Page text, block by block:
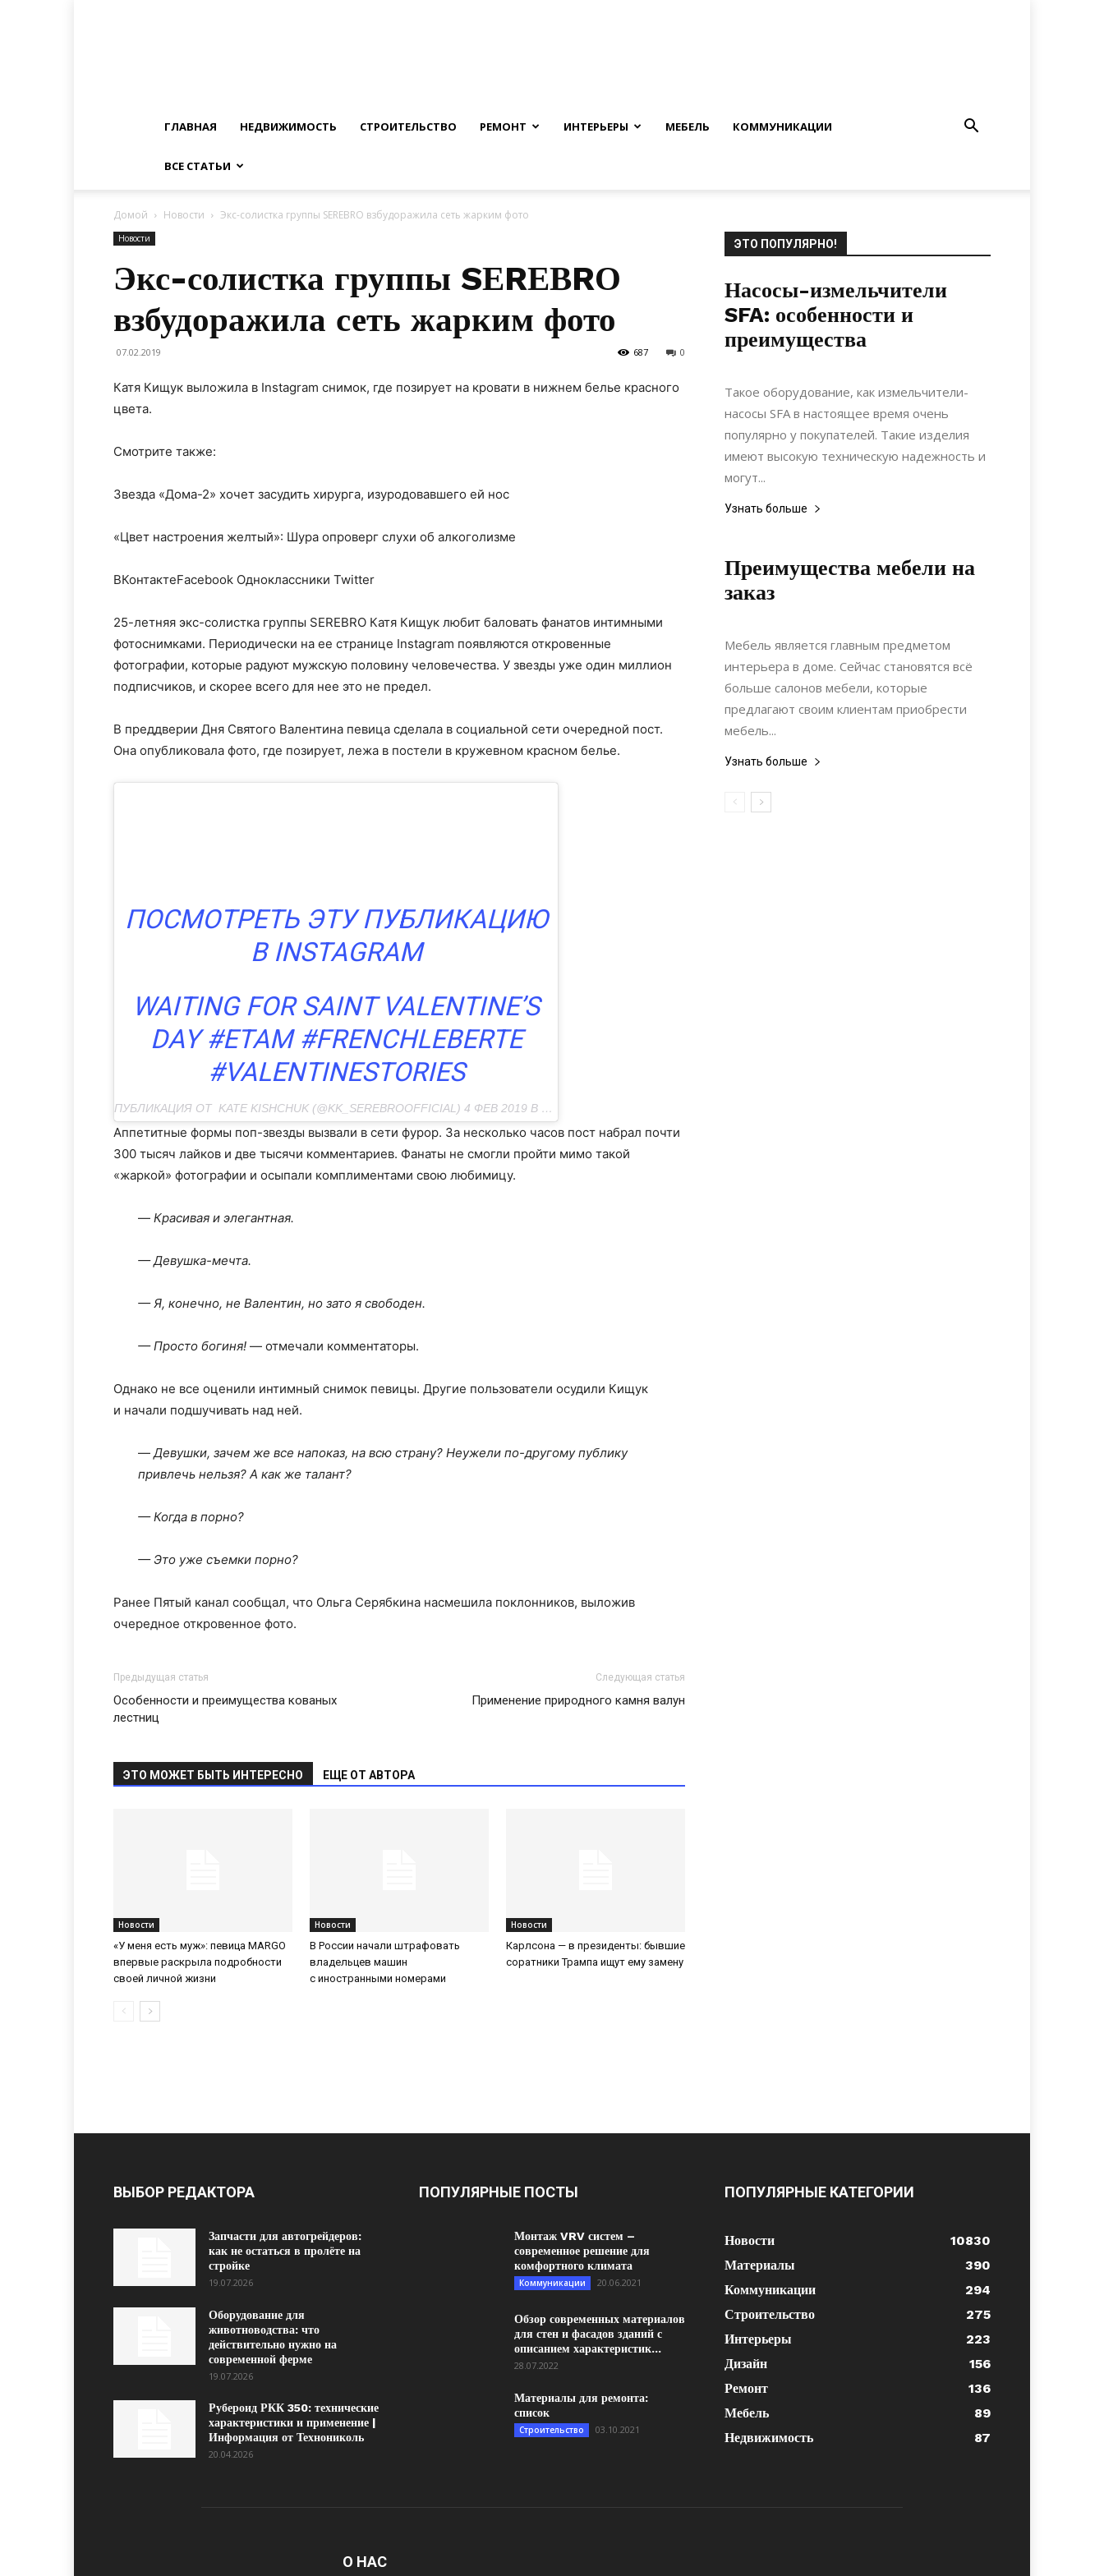
ГЛАВНАЯ НЕДВИЖИМОСТЬ СТРОИТЕЛЬСТВО РЕМОНТ ИНТЕРЬЕРЫ МЕБЕЛЬ КОММУНИКАЦИИ
ВСЕ СТАТЬИ
Домой Новости Экс-солистка группы SЕRЕВRО взбудоражила сеть жарким фото
Новости
Экс-солистка группы SЕRЕВRО
взбудоражила сеть жарким фото
07.02.2019 0
687
Катя Кищук выложила в Instagram снимок, где позирует на кровати в нижнем белье красного
цвета.
Смотрите также:
Звезда «Дома-2» хочет засудить хирурга, изуродовавшего ей нос
«Цвет настроения желтый»: Шура опроверг слухи об алкоголизме
ВКонтактеFacebook Одноклассники Twitter
25-летняя экс-солистка группы SЕRЕВRО Катя Кищук любит баловать фанатов интимными
фотоснимками. Периодически на ее странице Instagram появляются откровенные
фотографии, которые радуют мужскую половину человечества. У звезды уже один миллион
подписчиков, и скорее всего для нее это не предел.
В преддверии Дня Святого Валентина певица сделала в социальной сети очередной пост.
Она опубликовала фото, где позирует, лежа в постели в кружевном красном белье.
ПОСМОТРЕТЬ ЭТУ ПУБЛИКАЦИЮ
В INSTAGRAM
WAITING FOR SAINT VALENTINE’S
DAY #ETAM #FRENCHLEBERTE
#VALENTINESTORIES
ПУБЛИКАЦИЯ ОТ KATE KISHCHUK (@KK_SEREBROOFFICIAL) 4 ФЕВ 2019 В 8:15 PST
Аппетитные формы поп-звезды вызвали в сети фурор. За несколько часов пост набрал почти
300 тысяч лайков и две тысячи комментариев. Фанаты не смогли пройти мимо такой
«жаркой» фотографии и осыпали комплиментами свою любимицу.
— Красивая и элегантная.
— Девушка-мечта.
— Я, конечно, не Валентин, но зато я свободен.
— Просто богиня! — отмечали комментаторы.
Однако не все оценили интимный снимок певицы. Другие пользователи осудили Кищук
и начали подшучивать над ней.
—Девушки, зачем же все напоказ, на всю страну? Неужели по-другому публику
привлечь нельзя? А как же талант?
— Когда в порно?
— Это уже съемки порно?
Ранее Пятый канал сообщал, что Ольга Серябкина насмешила поклонников, выложив
очередное откровенное фото.
Предыдущая статья
Особенности и преимущества кованых
лестниц
Следующая статья
Применение природного камня валун
ЭТО МОЖЕТ БЫТЬ ИНТЕРЕСНО ЕЩЕ ОТ АВТОРА
Новости
«У меня есть муж»: певица MARGO
впервые раскрыла подробности
своей личной жизни
Новости
В России начали штрафовать
владельцев машин
с иностранными номерами
Новости
Карлсона — в президенты: бывшие
соратники Трампа ищут ему замену
ЭТО ПОПУЛЯРНО!
Насосы-измельчители
SFA: особенности и
преимущества
15.10.2021
Такое оборудование, как измельчители-
насосы SFA в настоящее время очень
популярно у покупателей. Такие изделия
имеют высокую техническую надежность и
могут...
Узнать больше
Преимущества мебели на
заказ
26.03.2022
Мебель является главным предметом
интерьера в доме. Сейчас становятся всё
больше салонов мебели, которые
предлагают своим клиентам приобрести
мебель...
Узнать больше
ВЫБОР РЕДАКТОРА
Запчасти для автогрейдеров:
как не остаться в пролёте на
стройке
19.07.2026
Оборудование для
животноводства: что
действительно нужно на
современной ферме
19.07.2026
Рубероид РКК 350: технические
характеристики и применение |
Информация от Технониколь
20.04.2026
ПОПУЛЯРНЫЕ ПОСТЫ
Монтаж VRV систем –
современное решение для
комфортного климата
Коммуникации 20.06.2021
Обзор современных материалов
для стен и фасадов зданий с
описанием характеристик...
28.07.2022
Материалы для ремонта:
список
Строительство 03.10.2021
ПОПУЛЯРНЫЕ КАТЕГОРИИ
Новости
10830
Материалы
390
Коммуникации
294
Строительство
275
Интерьеры
223
Дизайн
156
Ремонт
136
Мебель
89
Недвижимость
87
О НАС